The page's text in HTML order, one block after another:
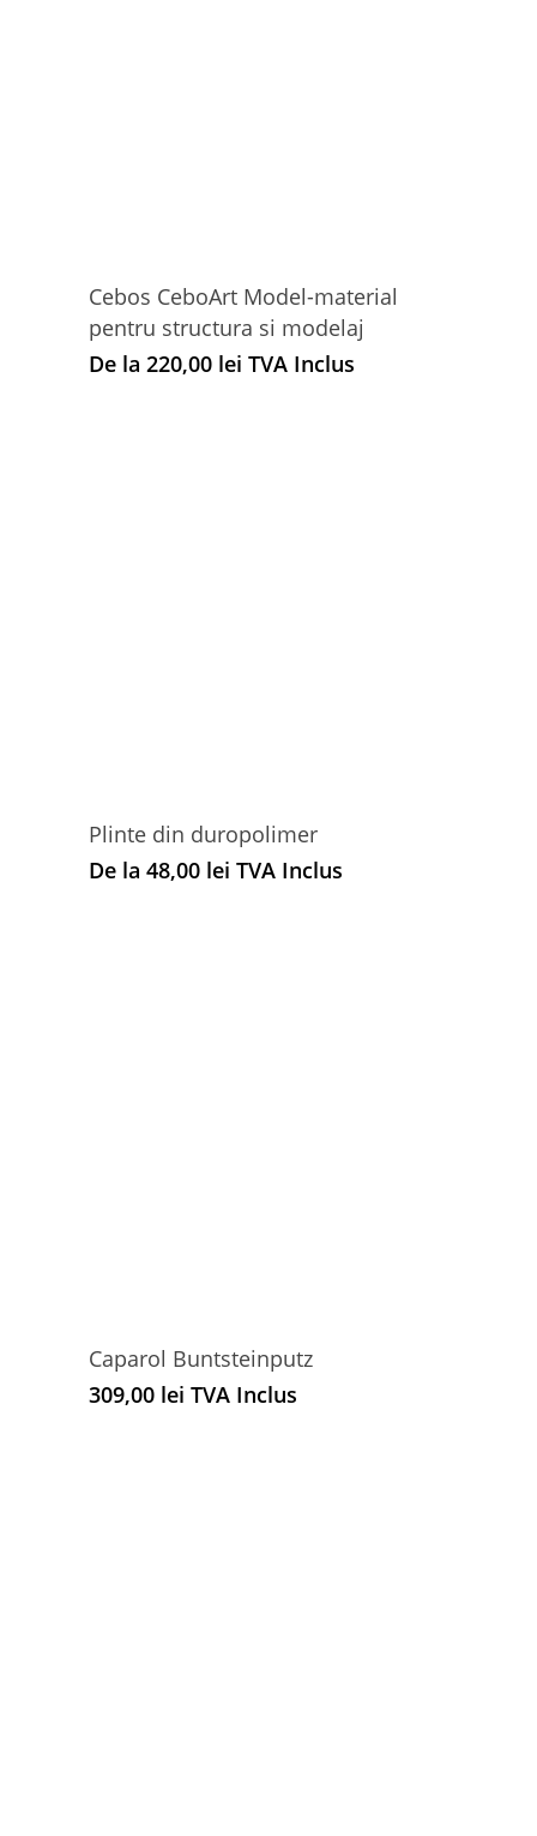
Cebos CeboArt Model-material
pentru structura si modelaj
De la 220,00 lei TVA Inclus
Plinte din duropolimer
De la 48,00 lei TVA Inclus
Caparol Buntsteinputz
309,00 lei TVA Inclus